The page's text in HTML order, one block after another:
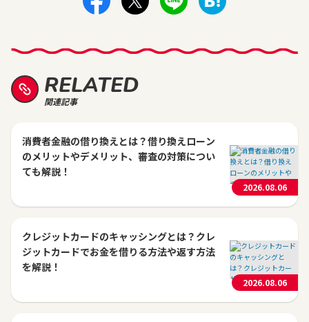
RELATED
関連記事
消費者金融の借り換えとは？借り換えローン
のメリットやデメリット、審査の対策につい
ても解説！
2026.08.06
クレジットカードのキャッシングとは？クレ
ジットカードでお金を借りる方法や返す方法
を解説！
2026.08.06